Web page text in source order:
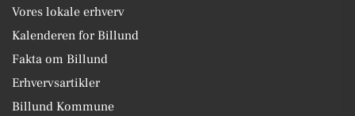
Vores lokale erhverv
Kalenderen for Billund
Fakta om Billund
Erhvervsartikler
Billund Kommune